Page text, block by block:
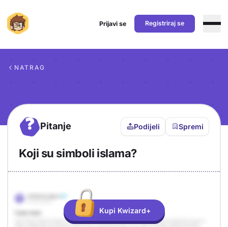
Prijavi se Registriraj se
NATRAG
? Pitanje Podijeli Spremi
Koji su simboli islama?
Odgovor
Objašnjenje
Kupi Kwizard+